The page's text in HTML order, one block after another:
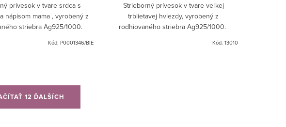
prívesok v tvare srdca s
nápisom mama , vyrobený z
striebra Ag925/1000.
Kód: P0001346/BIE
Strieborný prívesok v tvare veľkej
trblietavej hviezdy, vyrobený z
rodhiovaného striebra Ag925/1000.
Kód: 13010
12 ĎALŠÍCH